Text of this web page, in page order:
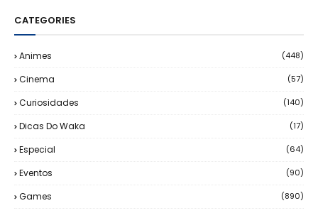
CATEGORIES
Animes (448)
Cinema (57)
Curiosidades (140)
Dicas Do Waka (17)
Especial (64)
Eventos (90)
Games (890)